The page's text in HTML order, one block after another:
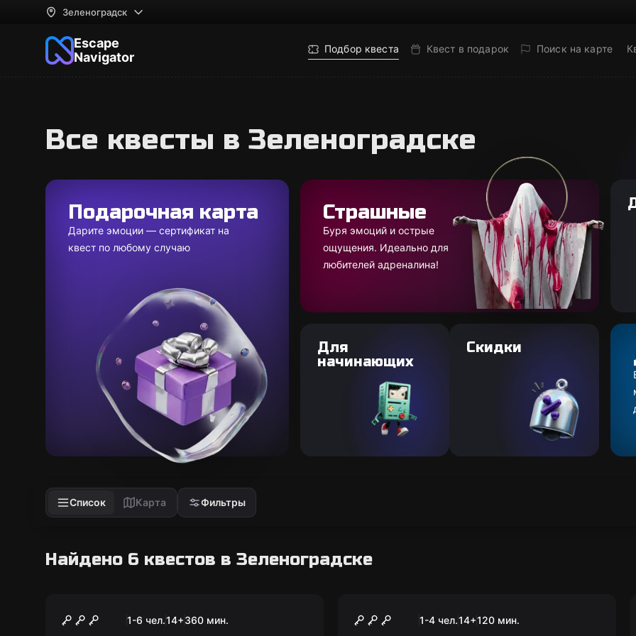
Зеленоградск
Escape
Navigator
Подбор квеста Квест в подарок Поиск на карте
Все квесты в Зеленоградске
Подарочная карта
Дарите эмоции — сертификат на
квест по любому случаю
Страшные
Буря эмоций и острые
ощущения. Идеально для
любителей адреналина!
Для
начинающих
Скидки
Список Карта Фильтры
Найдено 6 квестов в Зеленоградске
Орденские замки: по
1-6 чел.14+360 мин.
Улочки, дворы и парадные
1-4 чел.14+120 мин.